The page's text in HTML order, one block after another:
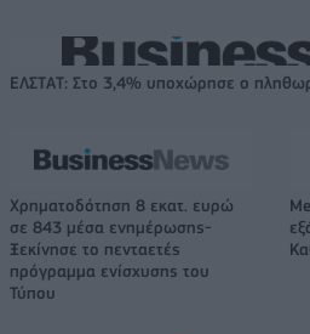
ΕΛΣΤΑΤ: Στο 3,4% υποχώρησε ο
Χρηματοδότηση 8 εκατ. ευρώ
σε 843 μέσα ενημέρωσης-
Ξεκίνησε το πενταετές
πρόγραμμα ενίσχυσης του
Τύπου